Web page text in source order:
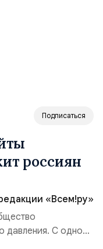
Подписаться
россиян
«Всем!ру»
давления. С одной
первой